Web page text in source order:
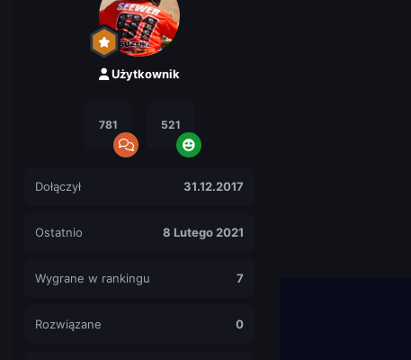
Użytkownik
781 521
Dołączył 31.12.2017
Ostatnio 8 Lutego 2021
Wygrane w rankingu 7
Rozwiązane 0